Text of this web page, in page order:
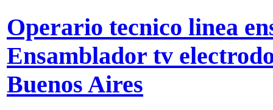
Operario tecnico linea
Ensamblador tv
Buenos Aires